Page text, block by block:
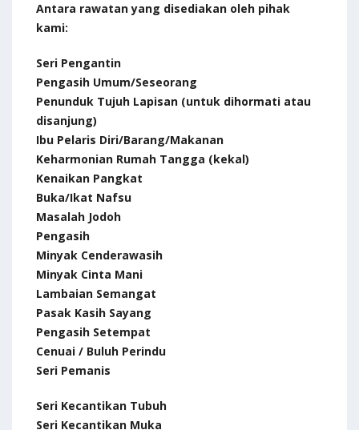
Antara rawatan yang disediakan oleh pihak
kami:
Seri Pengantin
Pengasih Umum/Seseorang
Penunduk Tujuh Lapisan (untuk dihormati atau
disanjung)
Ibu Pelaris Diri/Barang/Makanan
Keharmonian Rumah Tangga (kekal)
Kenaikan Pangkat
Buka/Ikat Nafsu
Masalah Jodoh
Pengasih
Minyak Cenderawasih
Minyak Cinta Mani
Lambaian Semangat
Pasak Kasih Sayang
Pengasih Setempat
Cenuai / Buluh Perindu
Seri Pemanis
Seri Kecantikan Tubuh
Seri Kecantikan Muka